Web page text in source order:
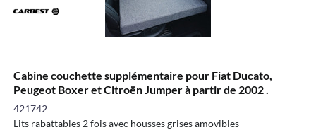
Cabine couchette supplémentaire pour Fiat Ducato,
Peugeot Boxer et Citroën Jumper à partir de 2002 .
421742
Lits rabattables 2 fois avec housses grises amovibles